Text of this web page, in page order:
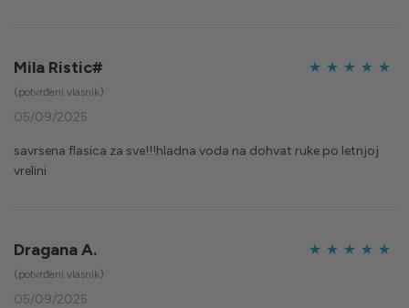
Mila Ristic#
(potvrđeni vlasnik)
05/09/2025
savrsena flasica za sve!!!hladna voda na dohvat ruke po letnjoj
vrelini
Dragana A.
(potvrđeni vlasnik)
05/09/2025